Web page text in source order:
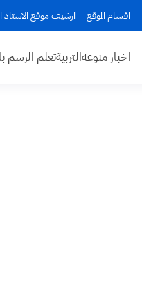
اقسام الموقع ارشيف موقع
اخبار منوعهالتربيةتعلم الرسم